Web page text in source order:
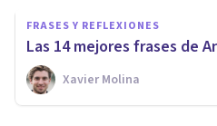
FRASES Y REFLEXIONES
Las 14 mejores frases de
Xavier Molina